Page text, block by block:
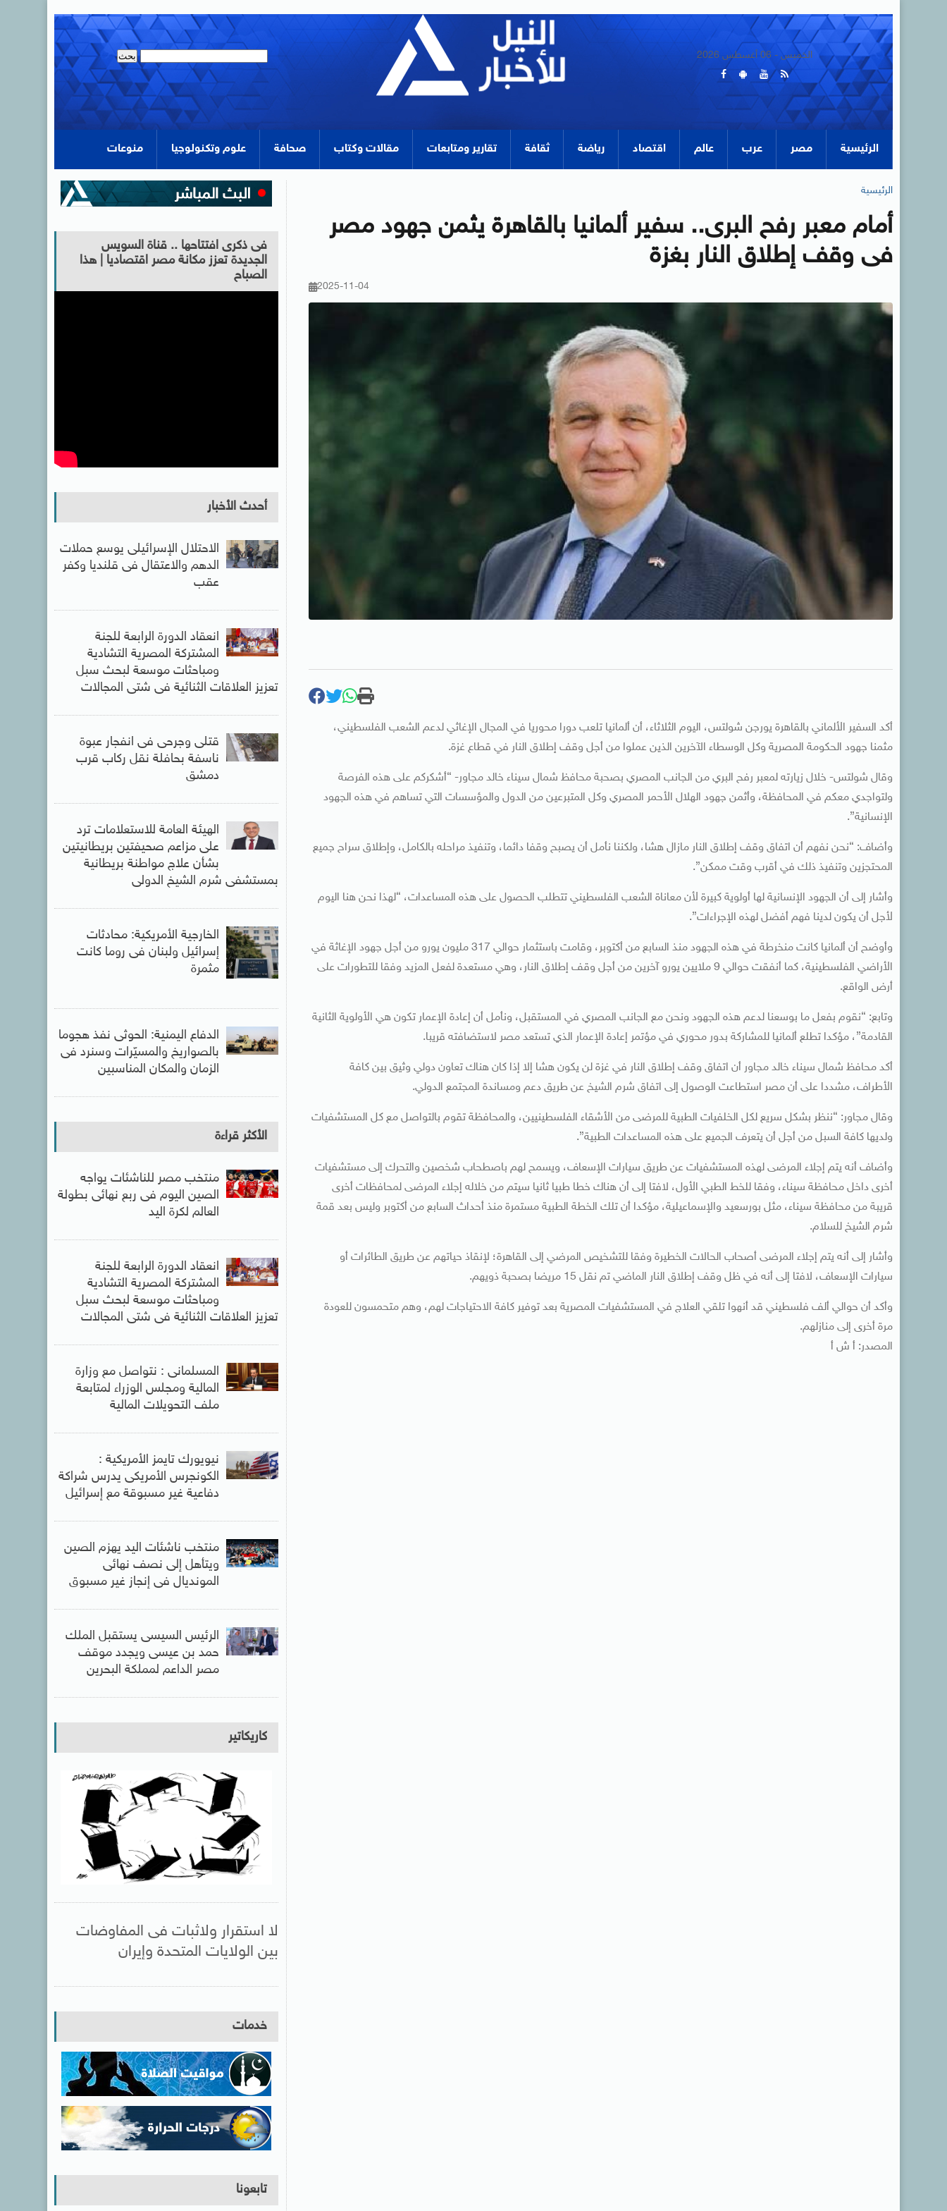
الخميس - 06 أغسطس 2026
الرئيسية مصر عرب عالم اقتصاد رياضة ثقافة تقارير ومتابعات مقالات وكتاب صحافة علوم وتكنولوجيا منوعات
الرئيسية
أمام معبر رفح البرى.. سفير ألمانيا بالقاهرة يثمن جهود مصر
فى وقف إطلاق النار بغزة
2025-11-04
أكد السفير الألماني بالقاهرة يورجن شولتس، اليوم الثلاثاء، أن ألمانيا تلعب دورا محوريا في المجال الإغاثي لدعم الشعب الفلسطيني،
مثمنا جهود الحكومة المصرية وكل الوسطاء الآخرين الذين عملوا من أجل وقف إطلاق النار في قطاع غزة.
وقال شولتس- خلال زيارته لمعبر رفح البري من الجانب المصري بصحبة محافظ شمال سيناء خالد مجاور- “أشكركم على هذه الفرصة
ولتواجدي معكم في المحافظة، وأثمن جهود الهلال الأحمر المصري وكل المتبرعين من الدول والمؤسسات التي تساهم في هذه الجهود
الإنسانية”.
وأضاف: “نحن نفهم أن اتفاق وقف إطلاق النار مازال هشا، ولكننا نأمل أن يصبح وقفا دائما، وتنفيذ مراحله بالكامل، وإطلاق سراح جميع
المحتجزين وتنفيذ ذلك في أقرب وقت ممكن”.
وأشار إلى أن الجهود الإنسانية لها أولوية كبيرة لأن معاناة الشعب الفلسطيني تتطلب الحصول على هذه المساعدات، “لهذا نحن هنا اليوم
لأجل أن يكون لدينا فهم أفضل لهذه الإجراءات”.
وأوضح أن ألمانيا كانت منخرطة في هذه الجهود منذ السابع من أكتوبر، وقامت باستثمار حوالي 317 مليون يورو من أجل جهود الإغاثة في
الأراضي الفلسطينية، كما أنفقت حوالي 9 ملايين يورو آخرين من أجل وقف إطلاق النار، وهي مستعدة لفعل المزيد وفقا للتطورات على
أرض الواقع.
وتابع: “نقوم بفعل ما بوسعنا لدعم هذه الجهود ونحن مع الجانب المصري في المستقبل، ونأمل أن إعادة الإعمار تكون هي الأولوية الثانية
القادمة”، مؤكدا تطلع ألمانيا للمشاركة بدور محوري في مؤتمر إعادة الإعمار الذي تستعد مصر لاستضافته قريبا.
أكد محافظ شمال سيناء خالد مجاور أن اتفاق وقف إطلاق النار في غزة لن يكون هشا إلا إذا كان هناك تعاون دولي وثيق بين كافة
الأطراف، مشددا على أن مصر استطاعت الوصول إلى اتفاق شرم الشيخ عن طريق دعم ومساندة المجتمع الدولي.
وقال مجاور: “ننظر بشكل سريع لكل الخلفيات الطبية للمرضى من الأشقاء الفلسطينيين، والمحافظة تقوم بالتواصل مع كل المستشفيات
ولديها كافة السبل من أجل أن يتعرف الجميع على هذه المساعدات الطبية”.
وأضاف أنه يتم إجلاء المرضى لهذه المستشفيات عن طريق سيارات الإسعاف، ويسمح لهم باصطحاب شخصين والتحرك إلى مستشفيات
أخرى داخل محافظة سيناء، وفقا للخط الطبي الأول، لافتا إلى أن هناك خطا طبيا ثانيا سيتم من خلاله إجلاء المرضى لمحافظات أخرى
قريبة من محافظة سيناء، مثل بورسعيد والإسماعيلية، مؤكدا أن تلك الخطة الطبية مستمرة منذ أحداث السابع من أكتوبر وليس بعد قمة
شرم الشيخ للسلام.
وأشار إلى أنه يتم إجلاء المرضى أصحاب الحالات الخطيرة وفقا للتشخيص المرضي إلى القاهرة؛ لإنقاذ حياتهم عن طريق الطائرات أو
سيارات الإسعاف، لافتا إلى أنه في ظل وقف إطلاق النار الماضي تم نقل 15 مريضا بصحبة ذويهم.
وأكد أن حوالي ألف فلسطيني قد أنهوا تلقي العلاج في المستشفيات المصرية بعد توفير كافة الاحتياجات لهم، وهم متحمسون للعودة
مرة أخرى إلى منازلهم.
المصدر: أ ش أ
فى ذكرى افتتاحها .. قناة السويس
الجديدة تعزز مكانة مصر اقتصاديا | هذا
الصباح
أحدث الأخبار
الاحتلال الإسرائيلى يوسع حملات
الدهم والاعتقال فى قلنديا وكفر
عقب
انعقاد الدورة الرابعة للجنة
المشتركة المصرية التشادية
ومباحثات موسعة لبحث سبل
تعزيز العلاقات الثنائية فى شتى المجالات
قتلى وجرحى فى انفجار عبوة
ناسفة بحافلة نقل ركاب قرب
دمشق
الهيئة العامة للاستعلامات ترد
على مزاعم صحيفتين بريطانيتين
بشأن علاج مواطنة بريطانية
بمستشفى شرم الشيخ الدولى
الخارجية الأمريكية: محادثات
إسرائيل ولبنان فى روما كانت
مثمرة
الدفاع اليمنية: الحوثى نفذ هجوما
بالصواريخ والمسيّرات وسنرد فى
الزمان والمكان المناسبين
الأكثر قراءة
منتخب مصر للناشئات يواجه
الصين اليوم فى ربع نهائى بطولة
العالم لكرة اليد
انعقاد الدورة الرابعة للجنة
المشتركة المصرية التشادية
ومباحثات موسعة لبحث سبل
تعزيز العلاقات الثنائية فى شتى المجالات
المسلمانى : نتواصل مع وزارة
المالية ومجلس الوزراء لمتابعة
ملف التحويلات المالية
نيويورك تايمز الأمريكية :
الكونجرس الأمريكى يدرس شراكة
دفاعية غير مسبوقة مع إسرائيل
منتخب ناشئات اليد يهزم الصين
ويتأهل إلى نصف نهائى
المونديال فى إنجاز غير مسبوق
الرئيس السيسى يستقبل الملك
حمد بن عيسى ويجدد موقف
مصر الداعم لمملكة البحرين
كاريكاتير
لا استقرار ولاثبات فى المفاوضات
بين الولايات المتحدة وإيران
خدمات
تابعونا